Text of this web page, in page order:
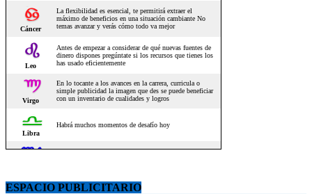
ESPACIO PUBLICITARIO